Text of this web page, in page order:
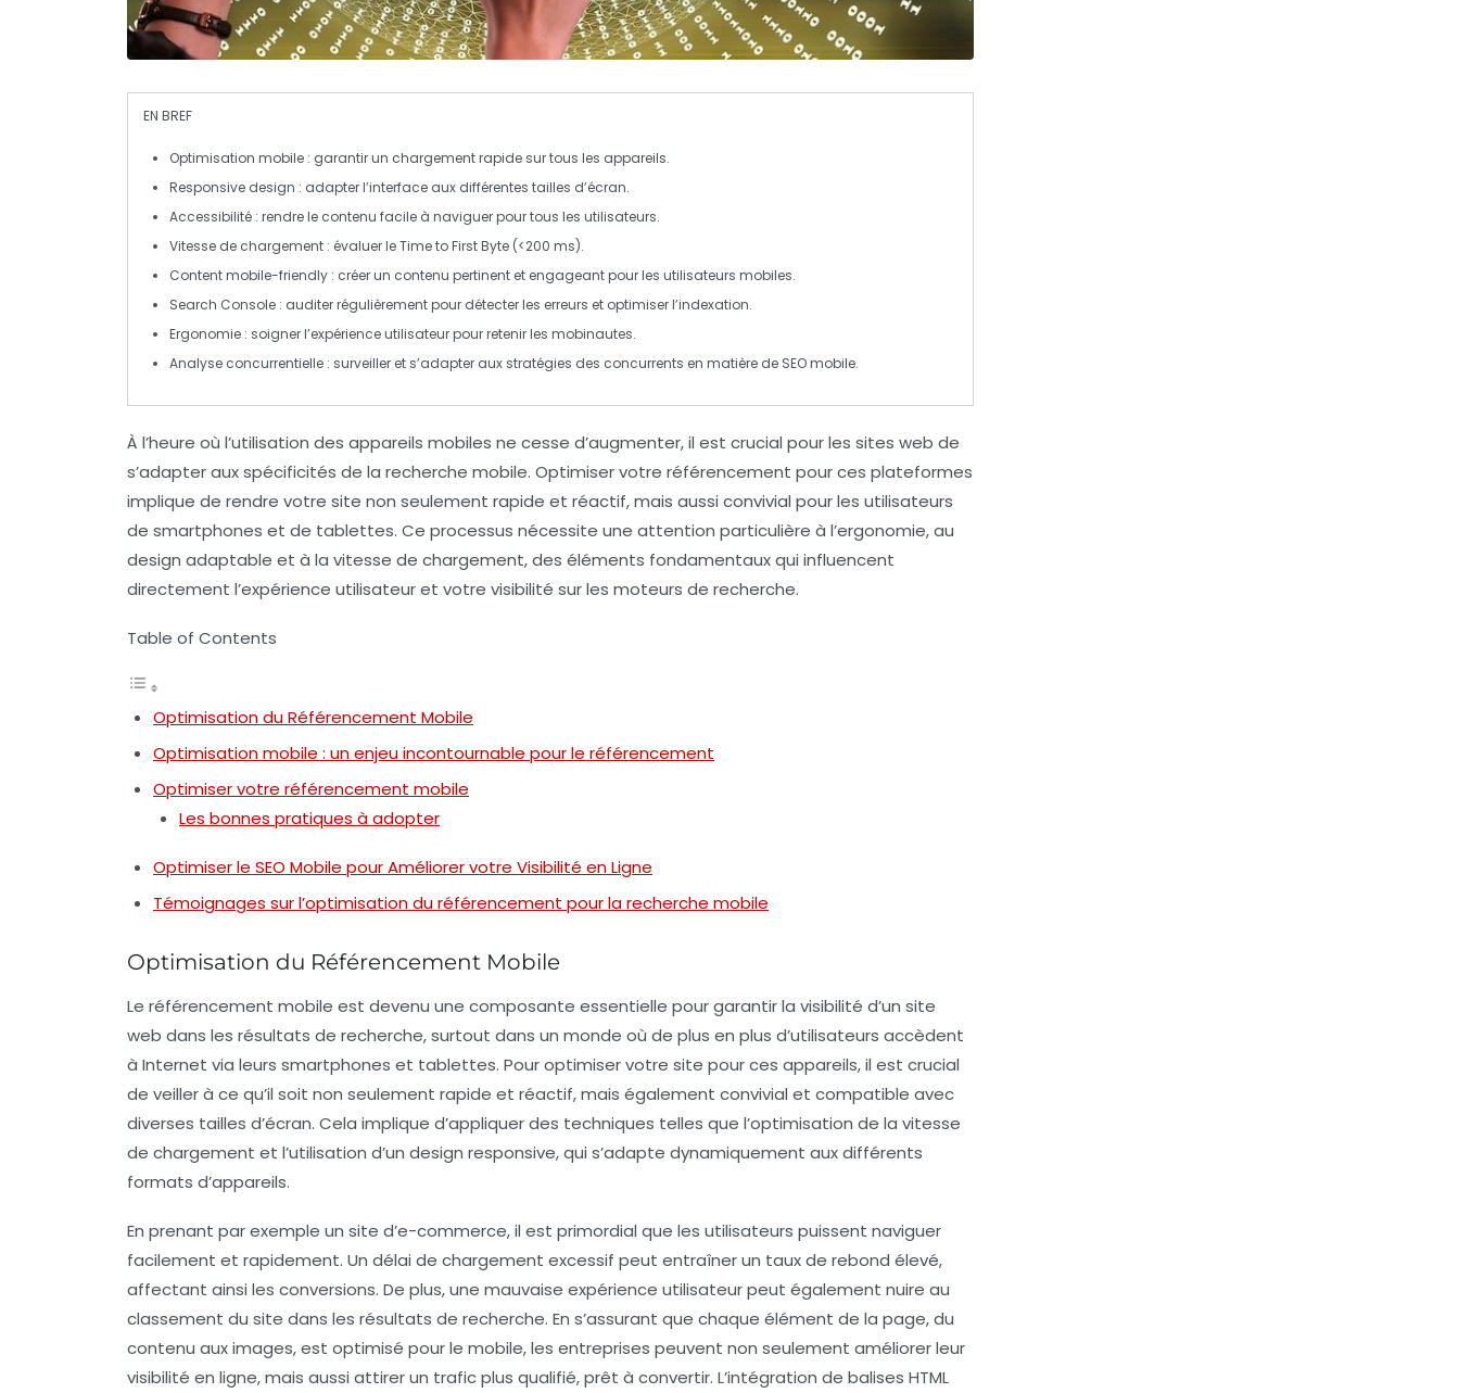
EN BREF
Optimisation mobile : garantir un chargement rapide sur tous les appareils.
Responsive design : adapter l’interface aux différentes tailles d’écran.
Accessibilité : rendre le contenu facile à naviguer pour tous les utilisateurs.
Vitesse de chargement : évaluer leTime to First Byte (<200 ms).
Content mobile-friendly : créer un contenu pertinent et engageant pour les utilisateurs mobiles.
Search Console : auditer régulièrement pour détecter les erreurs et optimiser l’indexation.
Ergonomie : soigner l’expérience utilisateur pour retenir les mobinautes.
Analyse concurrentielle : surveiller et s’adapter aux stratégies des concurrents en matière de SEO mobile.
À l’heure où l’utilisation des appareils mobiles ne cesse d’augmenter, il est crucial pour les sites web de
s’adapter aux spécificités de la recherche mobile. Optimiser votre référencement pour ces plateformes
implique de rendre votre site non seulement rapide et réactif, mais aussi convivial pour les utilisateurs
de smartphones et de tablettes. Ce processus nécessite une attention particulière à l’ergonomie, au
design adaptable et à la vitesse de chargement, des éléments fondamentaux qui influencent
directement l’expérience utilisateur et votre visibilité sur les moteurs de recherche.
Table of Contents
Optimisation du Référencement Mobile
Optimisation mobile : un enjeu incontournable pour le référencement
Optimiser votre référencement mobile
Les bonnes pratiques à adopter
Optimiser le SEO Mobile pour Améliorer votre Visibilité en Ligne
Témoignages sur l’optimisation du référencement pour la recherche mobile
Optimisation du Référencement Mobile
Le référencement mobile est devenu une composante essentielle pour garantir la visibilité d’un site
web dans les résultats de recherche, surtout dans un monde où de plus en plus d’utilisateurs accèdent
à Internet via leurs smartphones et tablettes. Pour optimiser votre site pour ces appareils, il est crucial
de veiller à ce qu’il soit non seulement rapide et réactif, mais également convivial et compatible avec
diverses tailles d’écran. Cela implique d’appliquer des techniques telles que l’optimisation de la vitesse
de chargement et l’utilisation d’un design responsive, qui s’adapte dynamiquement aux différents
formats d’appareils.
En prenant par exemple un site d’e-commerce, il est primordial que les utilisateurs puissent naviguer
facilement et rapidement. Un délai de chargement excessif peut entraîner un taux de rebond élevé,
affectant ainsi les conversions. De plus, une mauvaise expérience utilisateur peut également nuire au
classement du site dans les résultats de recherche. En s’assurant que chaque élément de la page, du
contenu aux images, est optimisé pour le mobile, les entreprises peuvent non seulement améliorer leur
visibilité en ligne, mais aussi attirer un trafic plus qualifié, prêt à convertir. L’intégration de balises HTML